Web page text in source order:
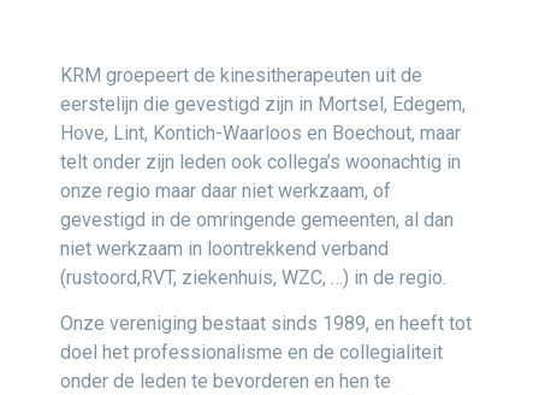
KRM groepeert de kinesitherapeuten uit de
eerstelijn die gevestigd zijn in Mortsel, Edegem,
Hove, Lint, Kontich-Waarloos en Boechout, maar
telt onder zijn leden ook collega’s woonachtig in
onze regio maar daar niet werkzaam, of
gevestigd in de omringende gemeenten, al dan
niet werkzaam in loontrekkend verband
(rustoord,RVT, ziekenhuis, WZC, …) in de regio.
Onze vereniging bestaat sinds 1989, en heeft tot
doel het professionalisme en de collegialiteit
onder de leden te bevorderen en hen te